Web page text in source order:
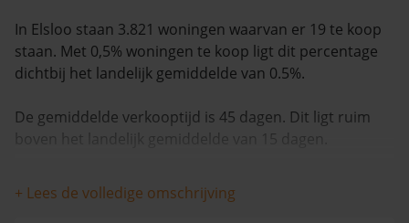
In Elsloo staan 3.821 woningen waarvan er 19 te koop
staan. Met 0,5% woningen te koop ligt dit percentage
dichtbij het landelijk gemiddelde van 0.5%.
De gemiddelde verkooptijd is 45 dagen. Dit ligt ruim
boven het landelijk gemiddelde van 15 dagen.
De gemiddelde huizenprijs is €317.868. De gemiddelde
vraagprijs is €317.868. In de afgelopen 12 maanden is
+ Lees de volledige omschrijving